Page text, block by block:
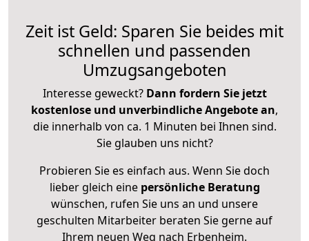
Zeit ist Geld: Sparen Sie beides mit
schnellen und passenden
Umzugsangeboten
Interesse geweckt? Dann fordern Sie jetzt
kostenlose und unverbindliche Angebote an,
die innerhalb von ca. 1 Minuten bei Ihnen sind.
Sie glauben uns nicht?
Probieren Sie es einfach aus. Wenn Sie doch
lieber gleich eine persönliche Beratung
wünschen, rufen Sie uns an und unsere
geschulten Mitarbeiter beraten Sie gerne auf
Ihrem neuen Weg nach Erbenheim.